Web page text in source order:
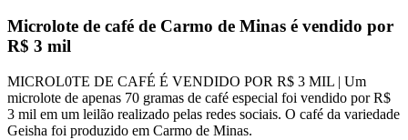
Microlote de café de Carmo de Minas é vendido por
R$ 3 mil
MICROL0TE DE CAFÉ É VENDIDO POR R$ 3 MIL | Um
microlote de apenas 70 gramas de café especial foi vendido por R$
3 mil em um leilão realizado pelas redes sociais. O café da variedade
Geisha foi produzido em Carmo de Minas.